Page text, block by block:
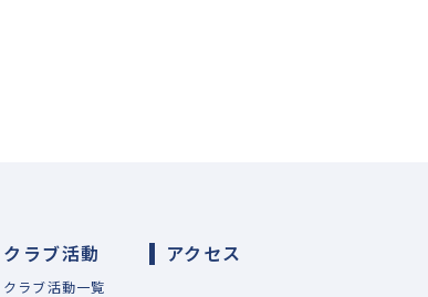
クラブ活動
クラブ活動一覧
アクセス